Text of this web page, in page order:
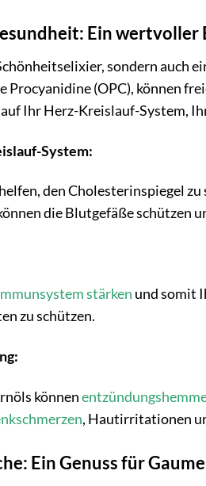
Ein
sondern auch
(OPC), können
Ihr Herz-Kreislauf-System,
System:
den Cholesterinspiegel
die Blutgefäße schützen
stärken und somit
zu schützen.
können
, Hautirritationen
Ein Genuss für